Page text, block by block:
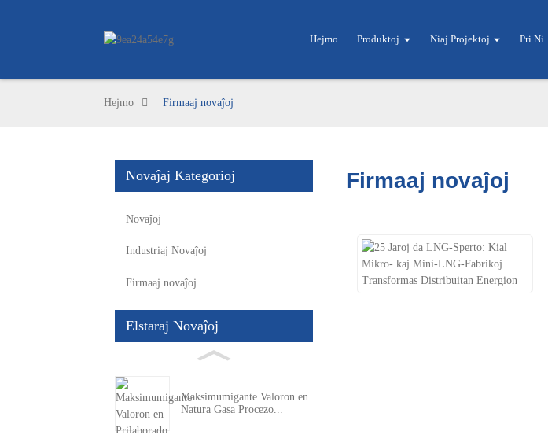
Hejmo Produktoj Niaj Projektoj Pri Ni
Hejmo Firmaaj novaĵoj
Novaĵaj Kategorioj
Novaĵoj
Industriaj Novaĵoj
Firmaaj novaĵoj
Elstaraj Novaĵoj
Maksimumigante Valoron en
Natura Gasa Procezo...
Firmaaj novaĵoj